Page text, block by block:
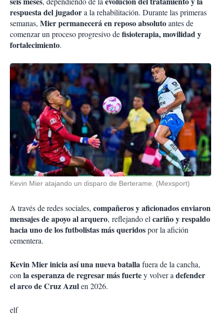
respuesta del jugadora la rehabilitación. Durante las primeras
semanas, Mier permanecerá en reposo absolutoantes de
comenzar un proceso progresivo defisioterapia, movilidad y
fortalecimiento.
Kevin Mier atajando un disparo de Berterame. (Mexsport)
A través de redes sociales, compañeros y aficionados enviaron
mensajes de apoyo al arquero, reflejando elcariño y respaldo
hacia uno de los futbolistas más queridospor la afición
cementera.
Kevin Mier inicia así una nueva batallafuera de la cancha,
conla esperanza de regresar más fuertey volver adefender
el arco de Cruz Azulen 2026.
elf